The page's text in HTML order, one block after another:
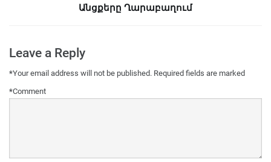
Անցքերը Ղարաբաղում
Leave a Reply
Your email address will not be published. Required fields are marked
*
Comment
*